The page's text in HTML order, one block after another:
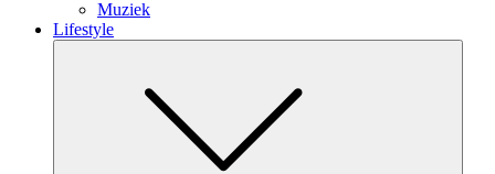
Muziek
Lifestyle